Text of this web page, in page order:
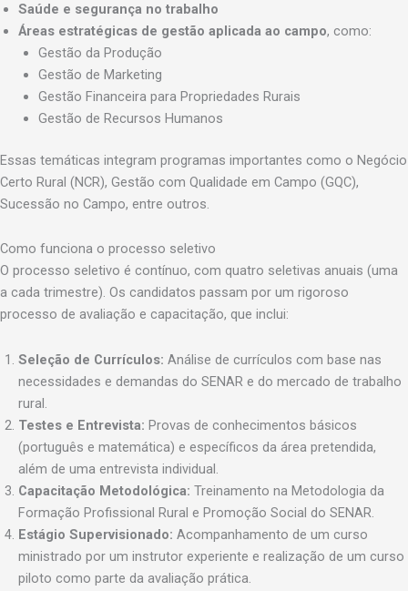
Saúde e segurança no trabalho
Áreas estratégicas de gestão aplicada ao campo, como:
Gestão da Produção
Gestão de Marketing
Gestão Financeira para Propriedades Rurais
Gestão de Recursos Humanos
Essas temáticas integram programas importantes como o Negócio
Certo Rural (NCR), Gestão com Qualidade em Campo (GQC),
Sucessão no Campo, entre outros.
Como funciona o processo seletivo
O processo seletivo é contínuo, com quatro seletivas anuais (uma
a cada trimestre). Os candidatos passam por um rigoroso
processo de avaliação e capacitação, que inclui:
Seleção de Currículos: Análise de currículos com base nas
necessidades e demandas do SENAR e do mercado de trabalho
rural.
Testes e Entrevista: Provas de conhecimentos básicos
(português e matemática) e específicos da área pretendida,
além de uma entrevista individual.
Capacitação Metodológica: Treinamento na Metodologia da
Formação Profissional Rural e Promoção Social do SENAR.
Estágio Supervisionado: Acompanhamento de um curso
ministrado por um instrutor experiente e realização de um curso
piloto como parte da avaliação prática.